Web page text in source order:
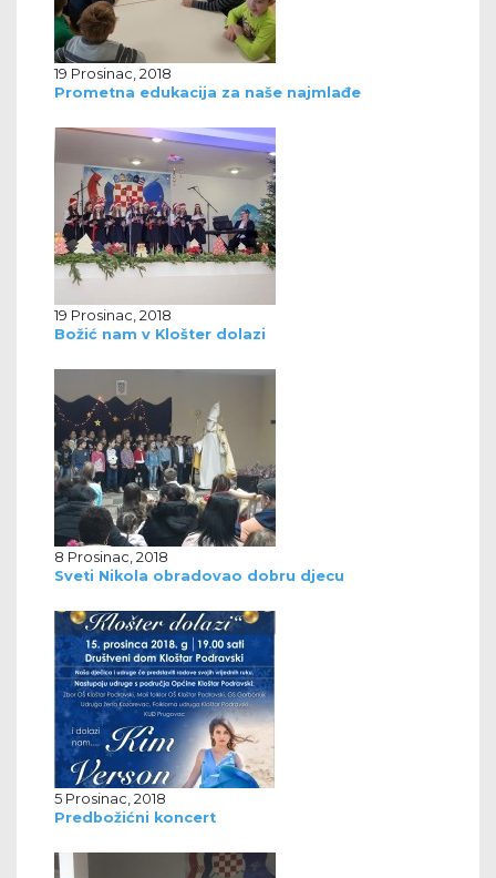
19 Prosinac, 2018
Prometna edukacija za naše najmlađe
19 Prosinac, 2018
Božić nam v Klošter dolazi
8 Prosinac, 2018
Sveti Nikola obradovao dobru djecu
5 Prosinac, 2018
Predbožićni koncert